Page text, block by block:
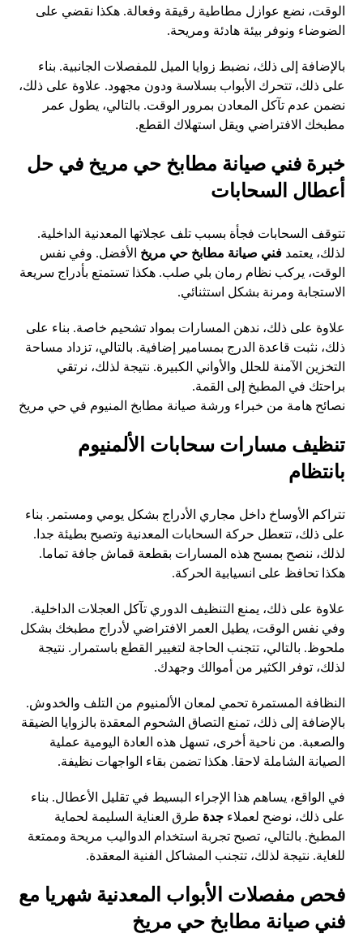
الوقت، نضع عوازل مطاطية رقيقة وفعالة. هكذا نقضي على
الضوضاء ونوفر بيئة هادئة ومريحة.
بالإضافة إلى ذلك، نضبط زوايا الميل للمفصلات الجانبية. بناء
على ذلك، تتحرك الأبواب بسلاسة ودون مجهود. علاوة على ذلك،
نضمن عدم تآكل المعادن بمرور الوقت. بالتالي، يطول عمر
مطبخك الافتراضي ويقل استهلاك القطع.
خبرة فني صيانة مطابخ حي مريخ في حل
أعطال السحابات
تتوقف السحابات فجأة بسبب تلف عجلاتها المعدنية الداخلية.
لذلك، يعتمدفني صيانة مطابخ حي مريخ الأفضل. وفي نفس
الوقت، يركب نظام رمان بلي صلب. هكذا تستمتع بأدراج سريعة
الاستجابة ومرنة بشكل استثنائي.
علاوة على ذلك، ندهن المسارات بمواد تشحيم خاصة. بناء على
ذلك، نثبت قاعدة الدرج بمسامير إضافية. بالتالي، تزداد مساحة
التخزين الآمنة للحلل والأواني الكبيرة. نتيجة لذلك، نرتقي
براحتك في المطبخ إلى القمة.
نصائح هامة من خبراء ورشة صيانة مطابخ المنيوم في حي مريخ
تنظيف مسارات سحابات الألمنيوم
بانتظام
تتراكم الأوساخ داخل مجاري الأدراج بشكل يومي ومستمر. بناء
على ذلك، تتعطل حركة السحابات المعدنية وتصبح بطيئة جدا.
لذلك، ننصح بمسح هذه المسارات بقطعة قماش جافة تماما.
هكذا تحافظ على انسيابية الحركة.
علاوة على ذلك، يمنع التنظيف الدوري تآكل العجلات الداخلية.
وفي نفس الوقت، يطيل العمر الافتراضي لأدراج مطبخك بشكل
ملحوظ. بالتالي، تتجنب الحاجة لتغيير القطع باستمرار. نتيجة
لذلك، توفر الكثير من أموالك وجهدك.
النظافة المستمرة تحمي لمعان الألمنيوم من التلف والخدوش.
بالإضافة إلى ذلك، تمنع التصاق الشحوم المعقدة بالزوايا الضيقة
والصعبة. من ناحية أخرى، تسهل هذه العادة اليومية عملية
الصيانة الشاملة لاحقا. هكذا تضمن بقاء الواجهات نظيفة.
في الواقع، يساهم هذا الإجراء البسيط في تقليل الأعطال. بناء
على ذلك، نوضح لعملاءجدة طرق العناية السليمة لحماية
المطبخ. بالتالي، تصبح تجربة استخدام الدواليب مريحة وممتعة
للغاية. نتيجة لذلك، تتجنب المشاكل الفنية المعقدة.
فحص مفصلات الأبواب المعدنية شهريا مع
فني صيانة مطابخ حي مريخ